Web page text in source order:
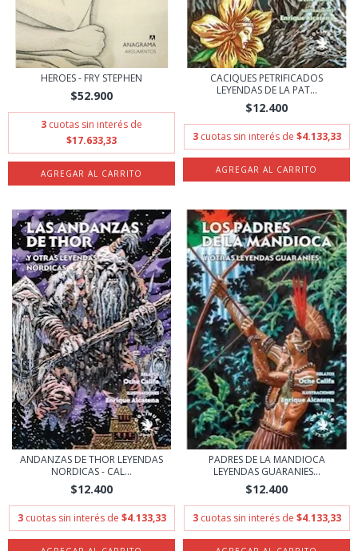
HEROES - FRY STEPHEN
$52.900
3 cuotas sin interés de
$17.633,33
CACIQUES PETRIFICADOS
LEYENDAS DE LA PAT...
$12.400
3 cuotas sin interés de $4.133,33
ANDANZAS DE THOR LEYENDAS
NORDICAS - CAL...
$12.400
3 cuotas sin interés de $4.133,33
PADRES DE LA MANDIOCA
LEYENDAS GUARANIES...
$12.400
3 cuotas sin interés de $4.133,33